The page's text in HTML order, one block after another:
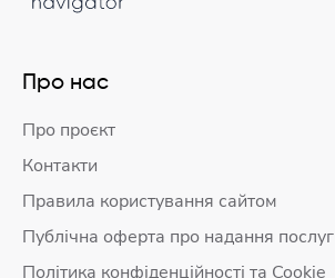
Про нас
Про проєкт
Контакти
Правила користування сайтом
Публічна оферта про надання послуг
Політика конфіденційності та Cookie